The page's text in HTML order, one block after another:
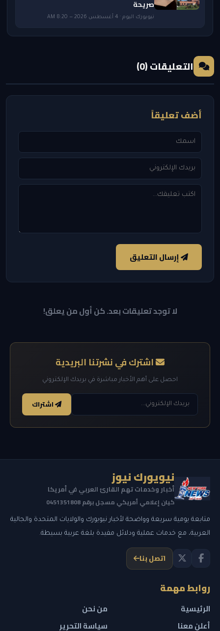
صريحة
نيويورك اليوم · 4 أغسطس 2026 — 8:20 AM
التعليقات (0)
أضف تعليقاً
إرسال التعليق
لا توجد تعليقات بعد. كن أول من يعلق!
اشترك في نشرتنا البريدية
احصل على أهم الأخبار مباشرة في بريدك الإلكتروني
اشتراك
نيويورك نيوز
أخبار وخدمات تهم القارئ العربي في أمريكا
كيان إعلامي أمريكي مسجل برقم 0451351808
متابعة يومية سريعة وواضحة لأخبار نيويورك والولايات المتحدة والجالية
العربية، مع خدمات عملية ودلائل مفيدة بلغة عربية بسيطة.
اتصل بنا
روابط مهمة
الرئيسية
من نحن
أعلن معنا
سياسة التحرير